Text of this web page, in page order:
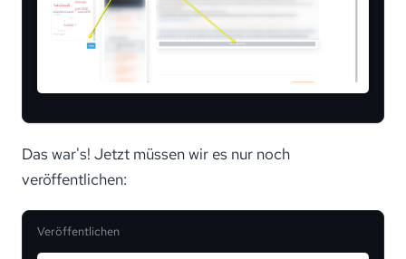
Das war's! Jetzt müssen wir es nur noch
veröffentlichen:
Veröffentlichen